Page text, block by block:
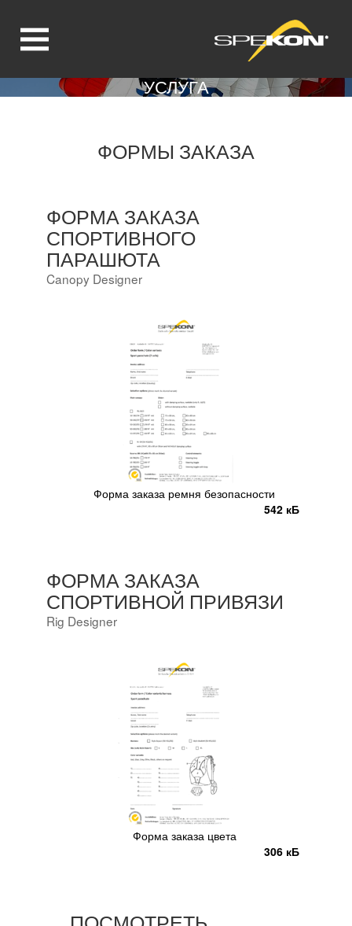
Jump directly to main navigation
Jump directly to content УСЛУГА
ФОРМЫ ЗАКАЗА
ФОРМА ЗАКАЗА
СПОРТИВНОГО
ПАРАШЮТА
Canopy Designer
Форма заказа ремня безопасности
542 кБ
ФОРМА ЗАКАЗА
СПОРТИВНОЙ ПРИВЯЗИ
Rig Designer
Форма заказа цвета
306 кБ